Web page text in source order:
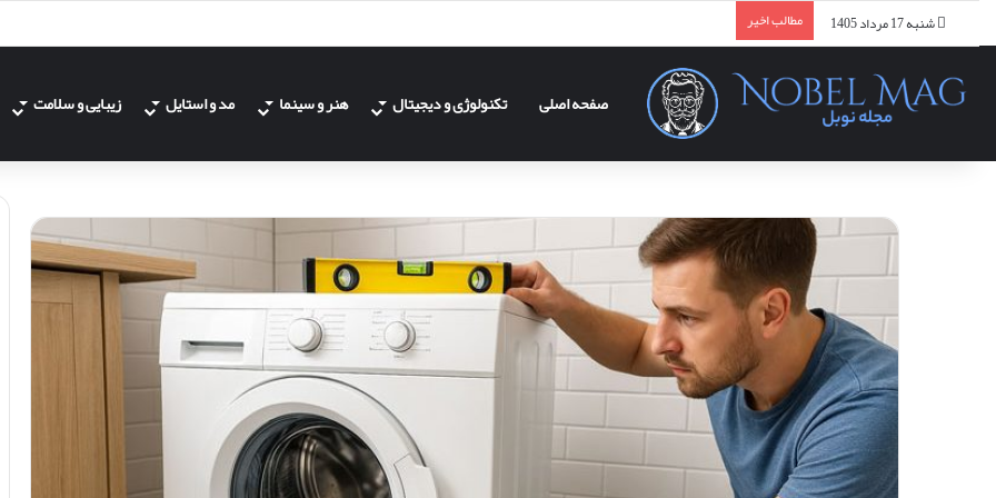
شنبه 17 مرداد 1405 مطالب اخیر
صفحه اصلی تکنولوژی و دیجیتال هنر و سینما مد و استایل زیبایی و سلامت